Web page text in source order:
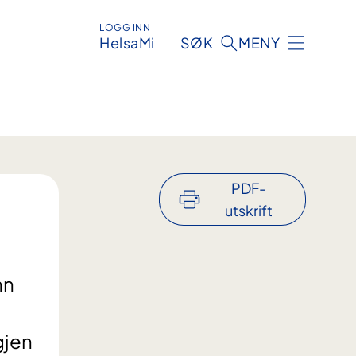
LOGG INN
HelsaMi SØK MENY
PDF-
utskrift